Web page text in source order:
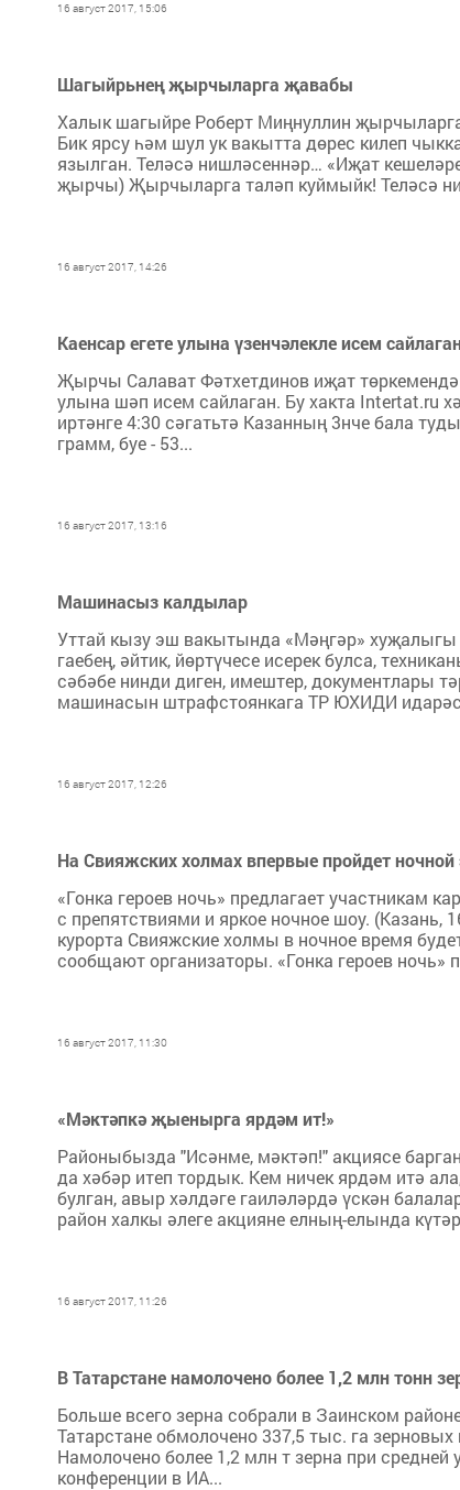
16 август 2017, 15:06
Шагыйрьнең җырчыларга җавабы
Халык шагыйре Роберт Миңнуллин
Бик ярсу һәм шул ук вакытта дөрес килеп
язылган. Теләсә нишләсеннәр… «Иҗат
җырчы) Җырчыларга таләп куймыйк! Теләсә
16 август 2017, 14:26
Каенсар егете улына үзенчәлекле исем
Җырчы Салават Фәтхетдинов иҗат
улына шәп исем сайлаган. Бу хакта Intertat.ru
иртәнге 4:30 сәгатьтә Казанның 3нче бала
грамм, буе - 53...
16 август 2017, 13:16
Машинасыз калдылар
Уттай кызу эш вакытында «Мәңгәр»
гаебең, әйтик, йөртүчесе исерек булса,
сәбәбе нинди диген, имештер, документлары
машинасын штрафстоянкага ТР ЮХИДИ
16 август 2017, 12:26
На Свияжских холмах впервые пройдет ночной
«Гонка героев ночь» предлагает участникам
с препятствиями и яркое ночное шоу. (Казань,
курорта Свияжские холмы в ночное время
сообщают организаторы. «Гонка героев ночь»
16 август 2017, 11:30
«Мәктәпкә җыенырга ярдәм ит!»
Районыбызда "Исәнме, мәктәп!" акциясе
да хәбәр итеп тордык. Кем ничек ярдәм итә
булган, авыр хәлдәге гаиләләрдә үскән
район халкы әлеге акцияне елның-елында
16 август 2017, 11:26
В Татарстане намолочено более 1,2 млн тонн
Больше всего зерна собрали в Заинском
Татарстане обмолочено 337,5 тыс. га
Намолочено более 1,2 млн т зерна при
конференции в ИА...